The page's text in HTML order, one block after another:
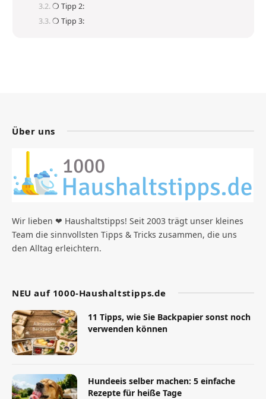
❍ Tipp 2:
❍ Tipp 3:
Über uns
Wir lieben ❤ Haushaltstipps! Seit 2003 trägt unser kleines
Team die sinnvollsten Tipps & Tricks zusammen, die uns
den Alltag erleichtern.
NEU auf 1000-Haushaltstipps.de
11 Tipps, wie Sie Backpapier sonst noch
verwenden können
Hundeeis selber machen: 5 einfache
Rezepte für heiße Tage